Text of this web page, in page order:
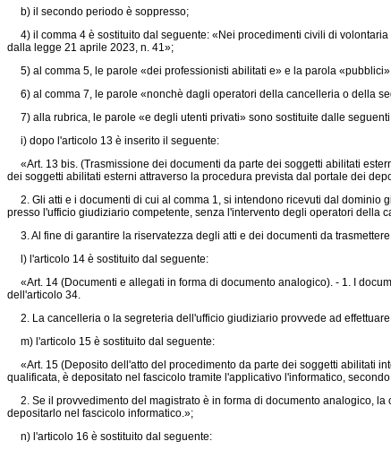
b) il secondo periodo è soppresso;
4) il comma 4 è sostituito dal seguente: «Nei procedimenti civili di
dalla legge 21 aprile 2023, n. 41»;
5) al comma 5, le parole «dei professionisti abilitati e» e la parola
6) al comma 7, le parole «nonchè dagli operatori della cancelleria o della
7) alla rubrica, le parole «e degli utenti privati» sono sostituite dalle
i) dopo l'articolo 13 è inserito il seguente:
«Art. 13 bis. (Trasmissione dei documenti da parte dei soggetti abilitati
dei soggetti abilitati esterni attraverso la procedura prevista dal portale dei
2. Gli atti e i documenti di cui al comma 1, si intendono ricevuti dal dominio
presso l'ufficio giudiziario competente, senza l'intervento degli operatori della
3. Al fine di garantire la riservatezza degli atti e dei documenti da
l) l'articolo 14 è sostituito dal seguente:
«Art. 14 (Documenti e allegati in forma di documento analogico). - 1. I
dell'articolo 34.
2. La cancelleria o la segreteria dell'ufficio giudiziario provvede ad
m) l'articolo 15 è sostituito dal seguente:
«Art. 15 (Deposito dell'atto del procedimento da parte dei soggetti abilitati
qualificata, è depositato nel fascicolo tramite l'applicativo l'informatico,
2. Se il provvedimento del magistrato è in forma di documento analogico,
depositarlo nel fascicolo informatico.»;
n) l'articolo 16 è sostituito dal seguente: